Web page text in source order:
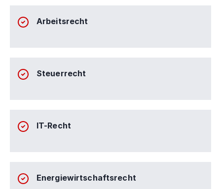
Arbeitsrecht
Steuerrecht
IT-Recht
Energiewirtschaftsrecht